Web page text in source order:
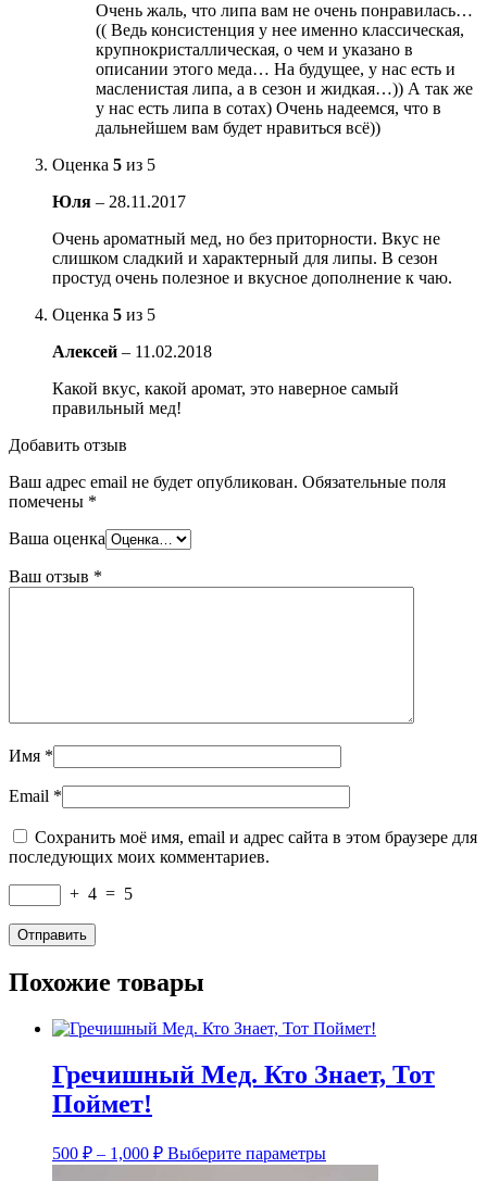
Очень жаль, что липа вам не очень понравилась…
(( Ведь консистенция у нее именно классическая,
крупнокристаллическая, о чем и указано в
описании этого меда… На будущее, у нас есть и
масленистая липа, а в сезон и жидкая…)) А так же
у нас есть липа в сотах) Очень надеемся, что в
дальнейшем вам будет нравиться всё))
Оценка 5 из 5
Юля – 28.11.2017
Очень ароматный мед, но без приторности. Вкус не
слишком сладкий и характерный для липы. В сезон
простуд очень полезное и вкусное дополнение к чаю.
Оценка 5 из 5
Алексей – 11.02.2018
Какой вкус, какой аромат, это наверное самый
правильный мед!
Добавить отзыв
Ваш адрес email не будет опубликован. Обязательные поля
помечены *
Ваша оценка
Ваш отзыв *
Имя *
Email *
Сохранить моё имя, email и адрес сайта в этом браузере для
последующих моих комментариев.
+ 4 = 5
Похожие товары
Гречишный Мед. Кто Знает, Тот
Поймет!
500 ₽ – 1,000 ₽Диапазон
цен:
Выберите параметрыЭтот
товар